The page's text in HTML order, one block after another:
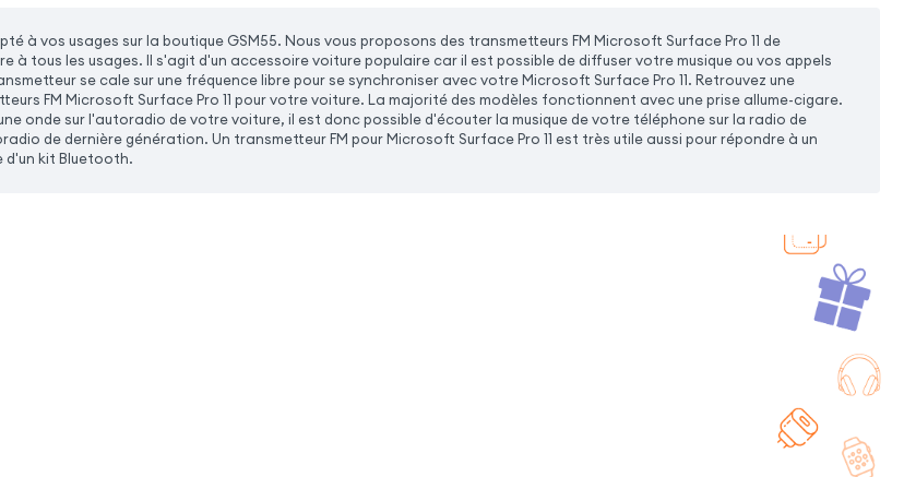
à vos usages sur la boutique GSM55. Nous vous proposons des transmetteurs FM Microsoft Surface Pro 11 de
à tous les usages. Il s'agit d'un accessoire voiture populaire car il est possible de diffuser votre musique ou vos appels
se cale sur une fréquence libre pour se synchroniser avec votre Microsoft Surface Pro 11. Retrouvez une
FM Microsoft Surface Pro 11 pour votre voiture. La majorité des modèles fonctionnent avec une prise allume-cigare.
onde sur l'autoradio de votre voiture, il est donc possible d'écouter la musique de votre téléphone sur la radio de
de dernière génération. Un transmetteur FM pour Microsoft Surface Pro 11 est très utile aussi pour répondre à un
d'un kit Bluetooth.